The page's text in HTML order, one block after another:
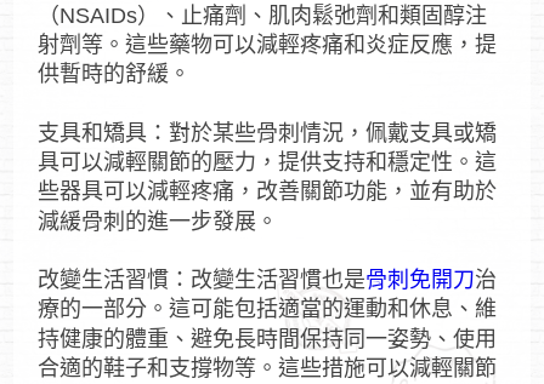
（NSAIDs）、止痛劑、肌肉鬆弛劑和類固醇注
射劑等。這些藥物可以減輕疼痛和炎症反應，提
供暫時的舒緩。
支具和矯具：對於某些骨刺情況，佩戴支具或矯
具可以減輕關節的壓力，提供支持和穩定性。這
些器具可以減輕疼痛，改善關節功能，並有助於
減緩骨刺的進一步發展。
改變生活習慣：改變生活習慣也是骨刺免開刀治
療的一部分。這可能包括適當的運動和休息、維
持健康的體重、避免長時間保持同一姿勢、使用
合適的鞋子和支撐物等。這些措施可以減輕關節